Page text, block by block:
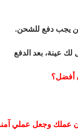
أفضل؟
عملك وجعل عملي